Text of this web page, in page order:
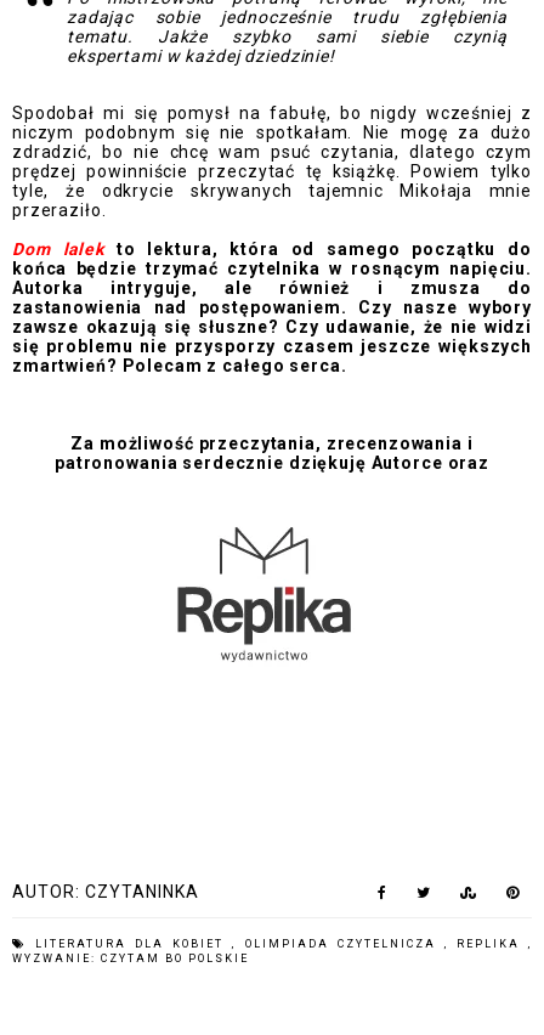
zadając sobie jednocześnie trudu zgłębienia
tematu. Jakże szybko sami siebie czynią
ekspertami w każdej dziedzinie!
Spodobał mi się pomysł na fabułę, bo nigdy wcześniej z
niczym podobnym się nie spotkałam. Nie mogę za dużo
zdradzić, bo nie chcę wam psuć czytania, dlatego czym
prędzej powinniście przeczytać tę książkę. Powiem tylko
tyle, że odkrycie skrywanych tajemnic Mikołaja mnie
przeraziło.
Dom lalekto lektura, która od samego początku do
końca będzie trzymać czytelnika w rosnącym napięciu.
Autorka intryguje, ale również i zmusza do
zastanowienia nad postępowaniem. Czy nasze wybory
zawsze okazują się słuszne? Czy udawanie, że nie widzi
się problemu nie przysporzy czasem jeszcze większych
zmartwień? Polecam z całego serca.
Za możliwość przeczytania, zrecenzowania i
patronowania serdecznie dziękuję Autorce oraz
AUTOR: CZYTANINKA
LITERATURA DLA KOBIET OLIMPIADA CZYTELNICZA REPLIKA
WYZWANIE: CZYTAM BO POLSKIE